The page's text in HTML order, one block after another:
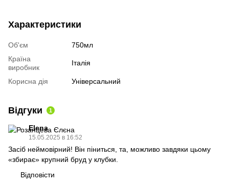
Характеристики
Об'єм
750мл
Країна
виробник
Італія
Корисна дія Універсальний
Відгуки 1
Elena
15.05.2025 в 16:52
Засіб неймовірний! Він піниться, та, можливо завдяки цьому
«збирає» крупний бруд у клубки.
Відповісти